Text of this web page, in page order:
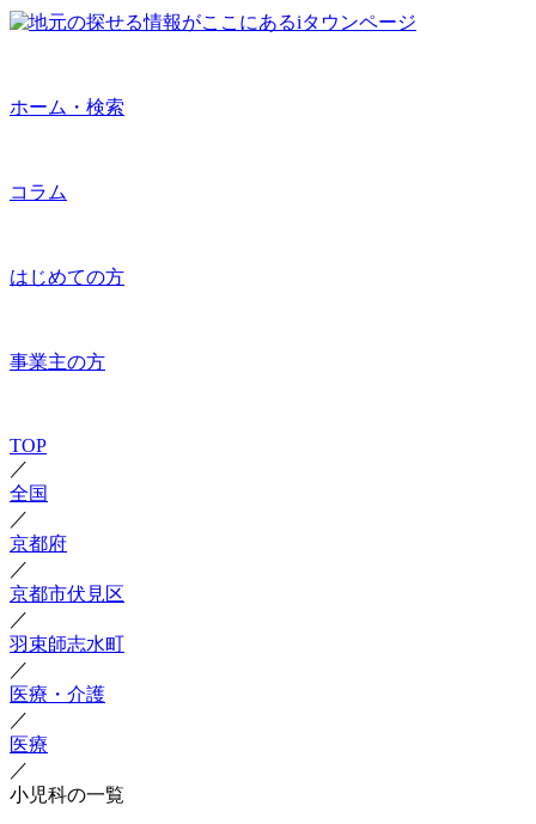
ホーム・検索
コラム
はじめての方
事業主の方
TOP
／
全国
／
京都府
／
京都市伏見区
／
羽束師志水町
／
医療・介護
／
医療
／
小児科の一覧